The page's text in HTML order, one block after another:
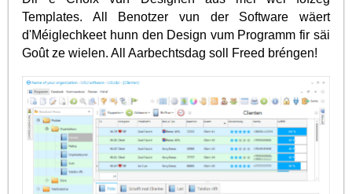
Templates. All Benotzer vun der Software wäert
d'Méiglechkeet hunn den Design vum Programm fir säi
Goût ze wielen. All Aarbechtsdag soll Freed bréngen!